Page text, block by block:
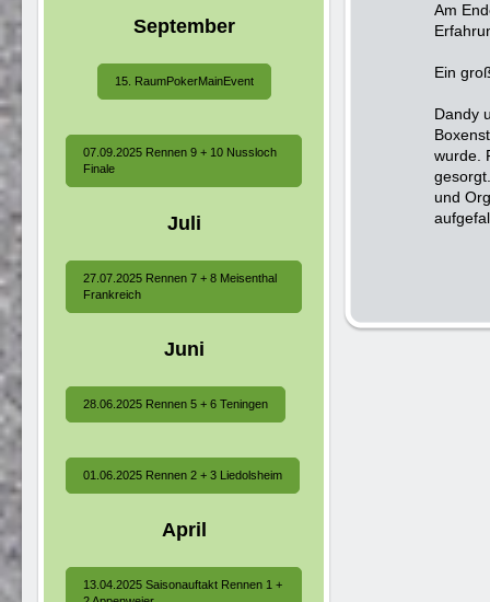
Am
Ein
Dandy
wurde.
und
September
15. RaumPokerMainEvent
07.09.2025 Rennen 9 + 10 Nussloch
Finale
Juli
27.07.2025 Rennen 7 + 8 Meisenthal
Frankreich
Juni
28.06.2025 Rennen 5 + 6 Teningen
01.06.2025 Rennen 2 + 3 Liedolsheim
April
13.04.2025 Saisonauftakt Rennen 1 +